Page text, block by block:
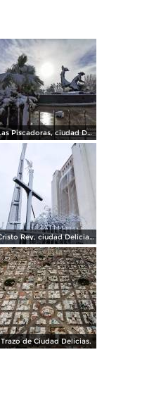
Las Piscadoras, ciudad Delicias Chihuahua.
Cristo Rey, ciudad Delicias.
Trazo de Ciudad Delicias.